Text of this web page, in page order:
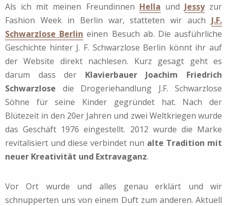
Als ich mit meinen Freundinnen Hella und Jessyzur
Fashion Week in Berlin war, statteten wir auch J.F.
Schwarzlose Berlin einen Besuch ab. Die ausführliche
Geschichte hinter J. F. Schwarzlose Berlin könnt ihr auf
der Website direkt nachlesen. Kurz gesagt geht es
darum dass der Klavierbauer Joachim Friedrich
Schwarzlose die Drogeriehandlung J.F. Schwarzlose
Söhne für seine Kinder gegründet hat. Nach der
Blütezeit in den 20er Jahren und zwei Weltkriegen wurde
das Geschäft 1976 eingestellt. 2012 wurde die Marke
revitalisiert und diese verbindet nun alte Tradition mit
neuer Kreativität und Extravaganz.
Vor Ort wurde und alles genau erklärt und wir
schnupperten uns von einem Duft zum anderen. Aktuell